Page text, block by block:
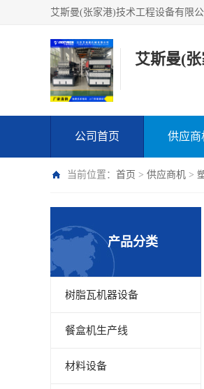
艾斯曼(
公司首页 供应商
当前位置： 首页 > 供应商机 >
产品分类
树脂瓦机器设备
餐盒机生产线
材料设备